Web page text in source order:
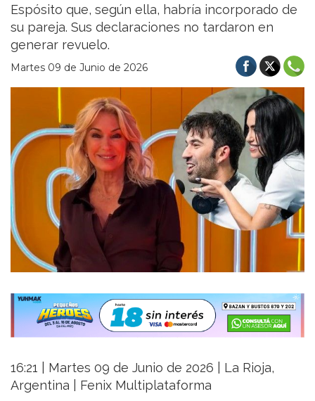
Espósito que, según ella, habría incorporado de
su pareja. Sus declaraciones no tardaron en
generar revuelo.
Martes 09 de Junio de 2026
16:21 | Martes 09 de Junio de 2026 | La Rioja,
Argentina | Fenix Multiplataforma